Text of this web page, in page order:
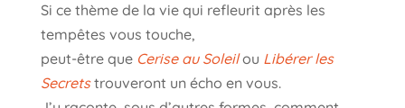
Si ce thème de la vie qui refleurit après les
tempêtes vous touche,
peut-être que Cerise au Soleil ou Libérer les
Secretstrouveront un écho en vous.